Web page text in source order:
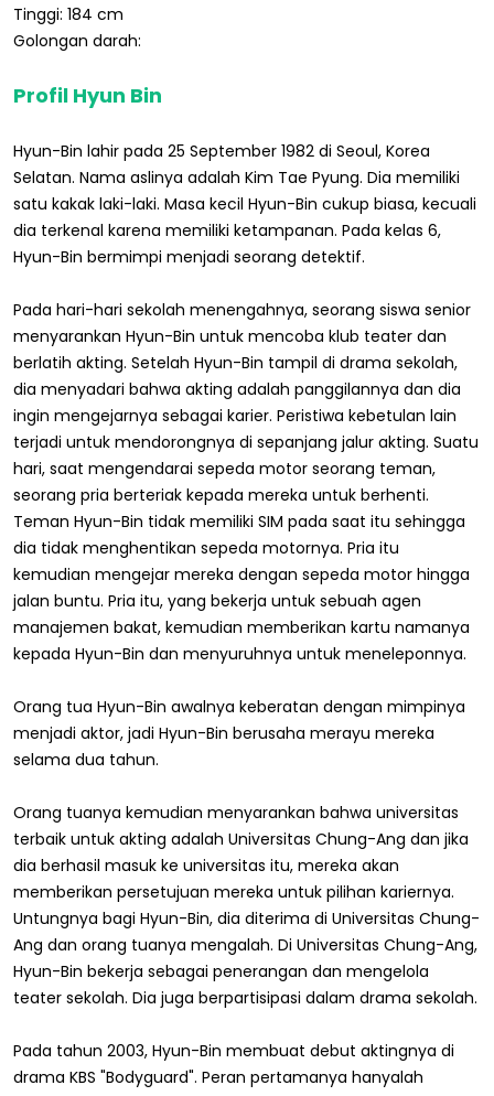
Tinggi: 184 cm
Golongan darah:
Profil Hyun Bin
Hyun-Bin lahir pada 25 September 1982 di Seoul, Korea
Selatan. Nama aslinya adalah Kim Tae Pyung. Dia memiliki
satu kakak laki-laki. Masa kecil Hyun-Bin cukup biasa, kecuali
dia terkenal karena memiliki ketampanan. Pada kelas 6,
Hyun-Bin bermimpi menjadi seorang detektif.
Pada hari-hari sekolah menengahnya, seorang siswa senior
menyarankan Hyun-Bin untuk mencoba klub teater dan
berlatih akting. Setelah Hyun-Bin tampil di drama sekolah,
dia menyadari bahwa akting adalah panggilannya dan dia
ingin mengejarnya sebagai karier. Peristiwa kebetulan lain
terjadi untuk mendorongnya di sepanjang jalur akting. Suatu
hari, saat mengendarai sepeda motor seorang teman,
seorang pria berteriak kepada mereka untuk berhenti.
Teman Hyun-Bin tidak memiliki SIM pada saat itu sehingga
dia tidak menghentikan sepeda motornya. Pria itu
kemudian mengejar mereka dengan sepeda motor hingga
jalan buntu. Pria itu, yang bekerja untuk sebuah agen
manajemen bakat, kemudian memberikan kartu namanya
kepada Hyun-Bin dan menyuruhnya untuk meneleponnya.
Orang tua Hyun-Bin awalnya keberatan dengan mimpinya
menjadi aktor, jadi Hyun-Bin berusaha merayu mereka
selama dua tahun.
Orang tuanya kemudian menyarankan bahwa universitas
terbaik untuk akting adalah Universitas Chung-Ang dan jika
dia berhasil masuk ke universitas itu, mereka akan
memberikan persetujuan mereka untuk pilihan kariernya.
Untungnya bagi Hyun-Bin, dia diterima di Universitas Chung-
Ang dan orang tuanya mengalah. Di Universitas Chung-Ang,
Hyun-Bin bekerja sebagai penerangan dan mengelola
teater sekolah. Dia juga berpartisipasi dalam drama sekolah.
Pada tahun 2003, Hyun-Bin membuat debut aktingnya di
drama KBS "Bodyguard". Peran pertamanya hanyalah